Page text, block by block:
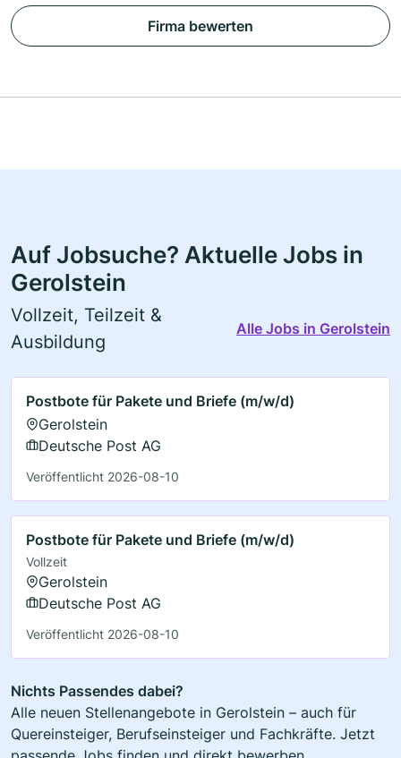
Firma bewerten
Auf Jobsuche? Aktuelle Jobs in
Gerolstein
Vollzeit, Teilzeit &
Ausbildung
Alle Jobs in Gerolstein
Postbote für Pakete und Briefe (m/w/d)
Gerolstein
Deutsche Post AG
Veröffentlicht 2026-08-10
Postbote für Pakete und Briefe (m/w/d)
Vollzeit
Gerolstein
Deutsche Post AG
Veröffentlicht 2026-08-10
Nichts Passendes dabei?
Alle neuen Stellenangebote in Gerolstein – auch für
Quereinsteiger, Berufseinsteiger und Fachkräfte. Jetzt